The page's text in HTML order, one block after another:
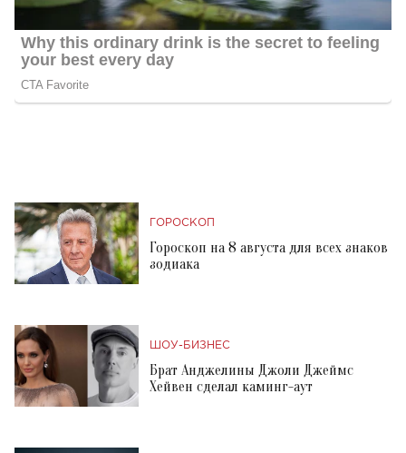
ГОРОСКОП
Гороскоп на 8 августа для всех знаков
зодиака
ШОУ-БИЗНЕС
Брат Анджелины Джоли Джеймс
Хейвен сделал каминг-аут